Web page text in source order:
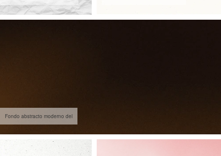
Fondo abstracto moderno del